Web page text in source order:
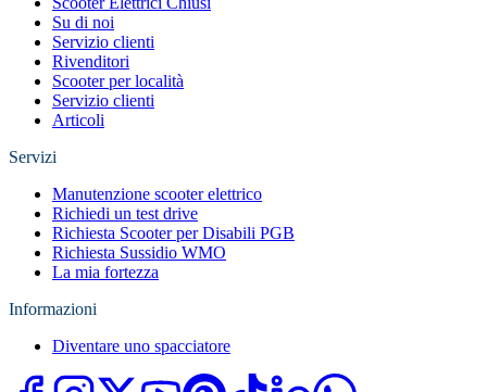
Su di noi
Servizio clienti
Rivenditori
Scooter per località
Servizio clienti
Articoli
Servizi
Manutenzione scooter elettrico
Richiedi un test drive
Richiesta Scooter per Disabili PGB
Richiesta Sussidio WMO
La mia fortezza
Informazioni
Diventare uno spacciatore